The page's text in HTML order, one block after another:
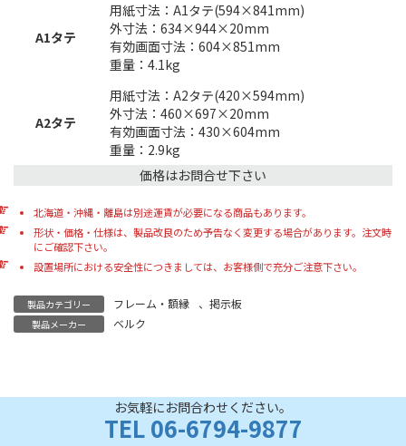
A1タテ
用紙寸法：A1タテ(594×841mm)
外寸法：634×944×20mm
有効画面寸法：604×851mm
重量：4.1kg
A2タテ
用紙寸法：A2タテ(420×594mm)
外寸法：460×697×20mm
有効画面寸法：430×604mm
重量：2.9kg
価格はお問合せ下さい
北海道・沖縄・離島は別途運賃が必要になる商品もあります。
形状・価格・仕様は、製品改良のため予告なく変更する場合があります。注文時
にご確認下さい。
設置場所における安全性につきましては、お客様側で充分ご注意下さい。
製品カテゴリー フレーム・額縁 、 掲示板
製品メーカー ベルク
お気軽にお問合わせください。
TEL 06-6794-9877